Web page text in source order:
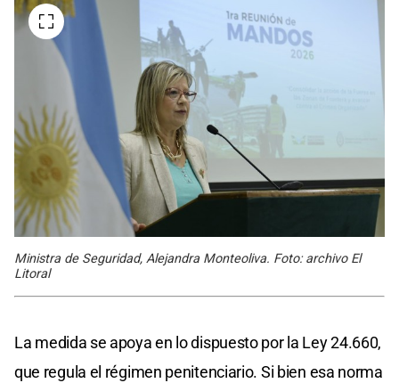
Ministra de Seguridad, Alejandra Monteoliva. Foto: archivo El
Litoral
La medida se apoya en lo dispuesto por la Ley 24.660,
que regula el régimen penitenciario. Si bien esa norma